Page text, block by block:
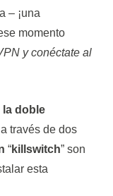
– ¡una
momento
y conéctate al
la doble
través de dos
“killswitch” son
esta